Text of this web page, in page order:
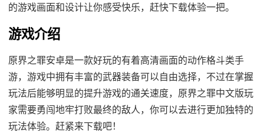
的游戏画面和设计让你感受快乐，赶快下载体验一把。
游戏介绍
原界之罪安卓是一款好玩的有着高清画面的动作格斗类手
游，游戏中拥有丰富的武器装备可以自由选择，不过在掌握
玩法后能够明显的提升游戏的通关速度，原界之罪中文版玩
家需要勇闯地牢打败最终的敌人，你可以去进行更加独特的
玩法体验。赶紧来下载吧！